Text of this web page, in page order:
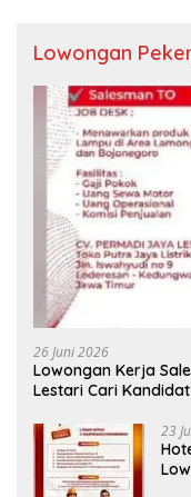
Lowongan
26 Juni 2026
Lowongan Kerja
Lestari Cari
23